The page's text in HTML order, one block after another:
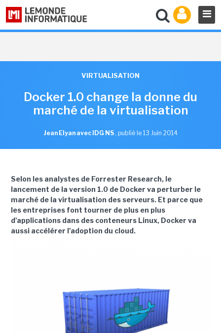
VIRTUALISATION
Docker 1.0 change la donne du
marché de la virtualisation
Jean Elyan avec IDG NS , publié le 13 Juin 2014
Selon les analystes de Forrester Research, le
lancement de la version 1.0 de Docker va perturber le
marché de la virtualisation des serveurs. Et parce que
les entreprises font tourner de plus en plus
d'applications dans des conteneurs Linux, Docker va
aussi accélérer l'adoption du cloud.